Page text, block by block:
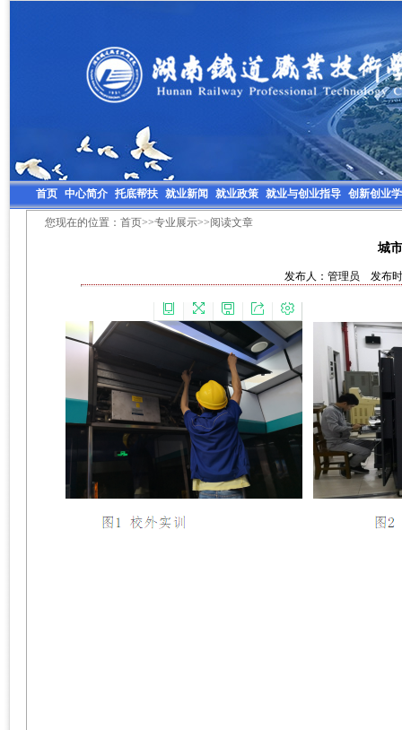
首页 中心简介 托底帮扶 就业新闻 就业政策 就业与创业指导 创新创业
您现在的位置：首页>>专业展示>>阅读文章
城
发布人：管理员 发布